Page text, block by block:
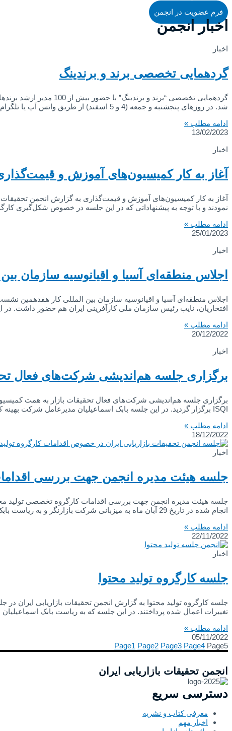
فرم عضویت در انجمن
اخبار انجمن
اخبار
گردهمایی تخصصی برند و برندینگ
گردهمایی تخصصی
شد. در روزهای پنجشنبه و جمعه (4 و 5 اسفند) از طریق واتس آپ یا تلگرام به شماره: 09028064518 تلفن مدرسه بادکوبه:
ادامه مطلب »
13/02/2023
اخبار
آغاز به کار کمیسیون‌های آموزش و
نمودند و با توجه به پیشنهاداتی که در این جلسه در خصوص شکل‌گیری
ادامه مطلب »
25/01/2023
اخبار
اجلاس منطقه‌ای آسیا و اقیانوسیه سازمان بین
افتخاریان، نایب رئیس سازمان ملی کارآفرینی ایران هم حضور داشت.
ادامه مطلب »
20/12/2022
اخبار
برگزاری جلسه هم‌اندیشی شرکت‌های فعال
برگزاری جلسه هم‌اندیشی شرکت‌های فعال تحقیقات بازار به همت
ISQI برگزار گردید. در این جلسه بابک اسماعیلیان مدیرعامل شرکت بهینه کاوان کیفیت هدف تشکیل این جلسه را ایجاد هم‌گرایی صنفی و بررسی مشکلات و معضلات مشترک میان شرکت‌های
ادامه مطلب »
18/12/2022
اخبار
جلسه هیئت مدیره انجمن جهت بررسی
جلسه هیئت مدیره انجمن جهت بررسی اقدامات کارگروه تخصصی تولید
انجام شده در تاریخ 29 آبان ماه به میزبانی شرکت بازارنگر و به ریاست بابک اسماعیلیان برگزار گردید. در این جلسه همچنین از اعضای هیئت مدیره حسن افتخاریان، پریسا پروشانی
ادامه مطلب »
22/11/2022
اخبار
جلسه کارگروه تولید محتوا
جلسه کارگروه تولید محتوا به گزارش انجمن تحقیقات بازاریابی ایران
تغییرات اعمال شده پرداختند. در این جلسه که به ریاست بابک
ادامه مطلب »
05/11/2022
Page1 Page2 Page3 Page4 Page5
انجمن تحقیقات بازاریابی ایران
دسترسی سریع
معرفی کتاب و نشریه
اخبار مهم